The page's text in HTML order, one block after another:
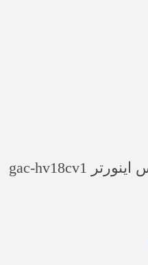
کولرگازی 18 هزار جی پلاس اینورتر gac-hv18cv1